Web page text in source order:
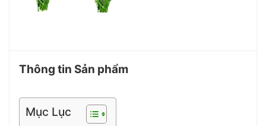
Thông tin Sản phẩm
Mục Lục